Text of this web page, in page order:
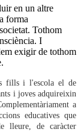
en un altre
forma
Tothom
I
exigir de tothom
fills i l'escola el de
i joves adquireixin
a
educatives que
lleure, de caràcter